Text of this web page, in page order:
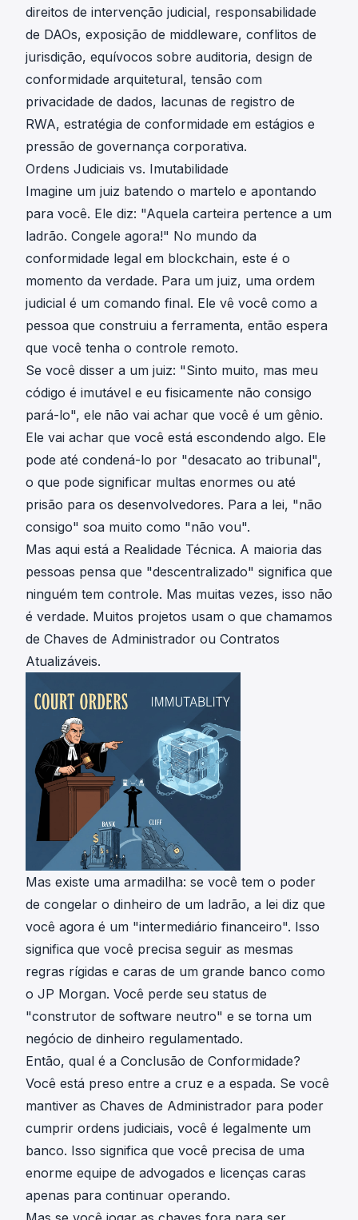
direitos de intervenção judicial, responsabilidade
de DAOs, exposição de middleware, conflitos de
jurisdição, equívocos sobre auditoria, design de
conformidade arquitetural, tensão com
privacidade de dados, lacunas de registro de
RWA, estratégia de conformidade em estágios e
pressão de governança corporativa.
Ordens Judiciais vs. Imutabilidade
Imagine um juiz batendo o martelo e apontando
para você. Ele diz: "Aquela carteira pertence a um
ladrão. Congele agora!" No mundo da
conformidade legal em blockchain, este é o
momento da verdade. Para um juiz, uma ordem
judicial é um comando final. Ele vê você como a
pessoa que construiu a ferramenta, então espera
que você tenha o controle remoto.
Se você disser a um juiz: "Sinto muito, mas meu
código é imutável e eu fisicamente não consigo
pará-lo", ele não vai achar que você é um gênio.
Ele vai achar que você está escondendo algo. Ele
pode até condená-lo por "desacato ao tribunal",
o que pode significar multas enormes ou até
prisão para os desenvolvedores. Para a lei, "não
consigo" soa muito como "não vou".
Mas aqui está a Realidade Técnica. A maioria das
pessoas pensa que "descentralizado" significa que
ninguém tem controle. Mas muitas vezes, isso não
é verdade. Muitos projetos usam o que chamamos
de Chaves de Administrador ou Contratos
Atualizáveis.
Mas existe uma armadilha: se você tem o poder
de congelar o dinheiro de um ladrão, a lei diz que
você agora é um "intermediário financeiro". Isso
significa que você precisa seguir as mesmas
regras rígidas e caras de um grande banco como
o JP Morgan. Você perde seu status de
"construtor de software neutro" e se torna um
negócio de dinheiro regulamentado.
Então, qual é a Conclusão de Conformidade?
Você está preso entre a cruz e a espada. Se você
mantiver as Chaves de Administrador para poder
cumprir ordens judiciais, você é legalmente um
banco. Isso significa que você precisa de uma
enorme equipe de advogados e licenças caras
apenas para continuar operando.